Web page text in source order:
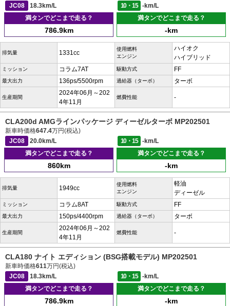
JC08
18.3km/L 10・15
-km/L
満タンでどこまで走る？
786.9km
満タンでどこまで走る？
-km
排気量 1331cc
使用燃料
エンジン
ハイオク
ハイブリッド
ミッション コラム7AT 駆動方式 FF
最大出力 136ps/5500rpm 過給器（ターボ） ターボ
生産期間
2024年06月～202
4年11月
燃費性能 -
CLA200d AMGラインパッケージ ディーゼルターボ MP202501
新車時価格647.4万円(税込)
JC08
20.0km/L 10・15
-km/L
満タンでどこまで走る？
860km
満タンでどこまで走る？
-km
排気量 1949cc
使用燃料
エンジン
軽油
ディーゼル
ミッション コラム8AT 駆動方式 FF
最大出力 150ps/4400rpm 過給器（ターボ） ターボ
生産期間
2024年06月～202
4年11月
燃費性能 -
CLA180 ナイト エディション (BSG搭載モデル) MP202501
新車時価格611万円(税込)
JC08
18.3km/L 10・15
-km/L
満タンでどこまで走る？
786.9km
満タンでどこまで走る？
-km